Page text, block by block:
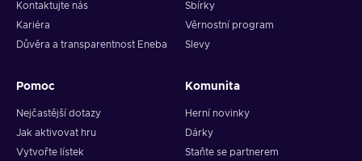
Kontaktujte nás
Kariéra
Důvěra a transparentnost Eneba
Sbírky
Věrnostní program
Slevy
Pomoc
Nejčastější dotazy
Jak aktivovat hru
Vytvořte lístek
Komunita
Herní novinky
Dárky
Staňte se partnerem